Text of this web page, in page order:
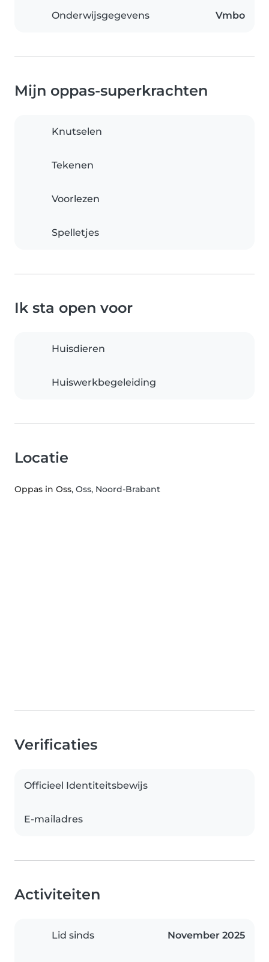
Onderwijsgegevens Vmbo
Mijn oppas-superkrachten
Knutselen
Tekenen
Voorlezen
Spelletjes
Ik sta open voor
Huisdieren
Huiswerkbegeleiding
Locatie
Oppas in Oss, Oss, Noord-Brabant
Verificaties
Officieel Identiteitsbewijs
E-mailadres
Activiteiten
Lid sinds November 2025